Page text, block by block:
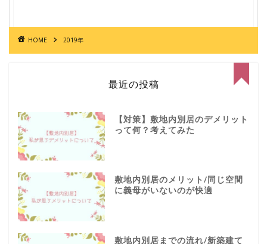
HOME 2019年
最近の投稿
【対策】敷地内別居のデメリット
って何？考えてみた
敷地内別居のメリット/同じ空間
に義母がいないのが快適
敷地内別居までの流れ/新築建て